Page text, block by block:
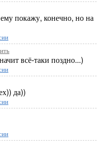
покажу, конечно, но на
всё-таки поздно...)
да))